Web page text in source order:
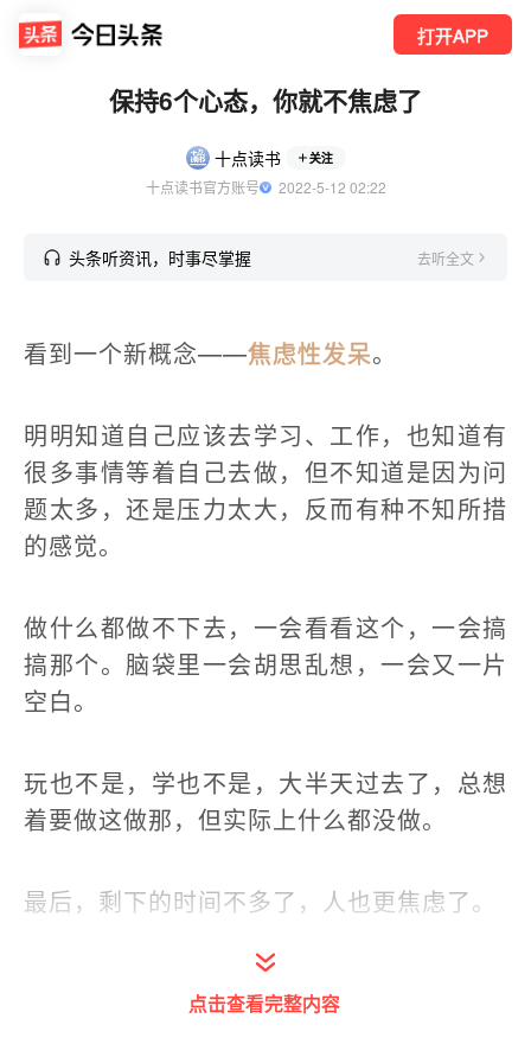
打开APP
保持6个心态，你就不焦虑了
十点读书 关注
十点读书官方账号
  2022-5-12 02:22
头条听资讯，时事尽掌握 去听全文
看到一个新概念——焦虑性发呆。
明明知道自己应该去学习、工作，也知道有
很多事情等着自己去做，但不知道是因为问
题太多，还是压力太大，反而有种不知所措
的感觉。
做什么都做不下去，一会看看这个，一会搞
搞那个。脑袋里一会胡思乱想，一会又一片
空白。
玩也不是，学也不是，大半天过去了，总想
着要做这做那，但实际上什么都没做。
最后，剩下的时间不多了，人也更焦虑了。
系，让很多人焦虑重重。
点击查看完整内容